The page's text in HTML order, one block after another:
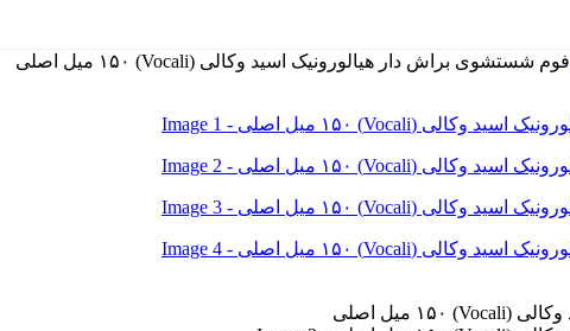
فوم شستشوی براش دار هیالورونیک اسید وکالی (Vocali) ۱۵۰ میل اصلی